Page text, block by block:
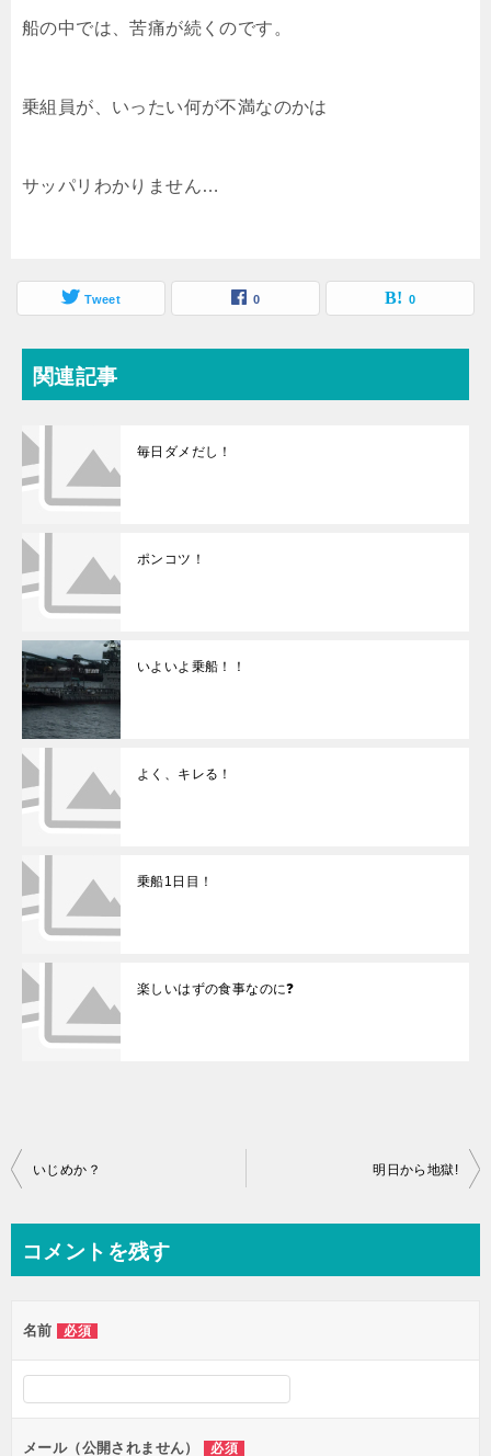
船の中では、苦痛が続くのです。
乗組員が、いったい何が不満なのかは
サッパリわかりません…
Tweet 0 0
関連記事
毎日ダメだし！
ポンコツ！
いよいよ乗船！！
よく、キレる！
乗船1日目！
楽しいはずの食事なのに❓
投
ビ
ー
シ
ン
いじめか？ 明日から地獄!
コメントを残す
名前 必須
メール（公開されません） 必須